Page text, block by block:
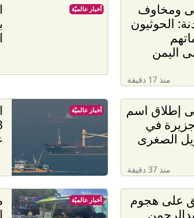
ومخاوف
الحوثيون
اليمن
منذ 17 دقيقة
أخبار عالميّة
إطلاق اسم
في
الصغرى
منذ 37 دقيقة
أخبار عالميّة
على هجوم
أخبار عالميّة